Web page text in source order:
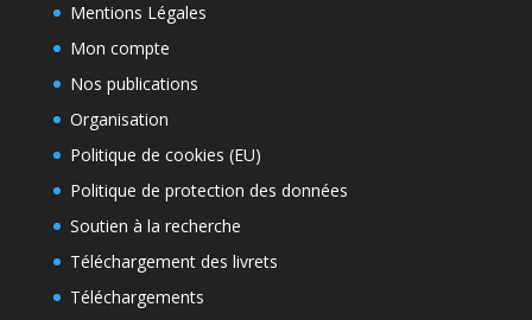
Mentions Légales
Mon compte
Nos publications
Organisation
Politique de cookies (EU)
Politique de protection des données
Soutien à la recherche
Téléchargement des livrets
Téléchargements